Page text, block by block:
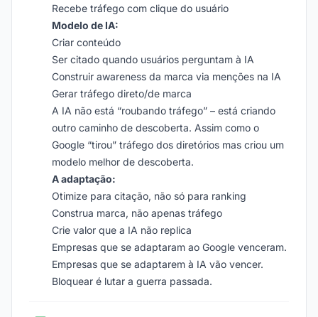
Recebe tráfego com clique do usuário
Modelo de IA:
Criar conteúdo
Ser citado quando usuários perguntam à IA
Construir awareness da marca via menções na IA
Gerar tráfego direto/de marca
A IA não está “roubando tráfego” – está criando
outro caminho de descoberta. Assim como o
Google “tirou” tráfego dos diretórios mas criou um
modelo melhor de descoberta.
A adaptação:
Otimize para citação, não só para ranking
Construa marca, não apenas tráfego
Crie valor que a IA não replica
Empresas que se adaptaram ao Google venceram.
Empresas que se adaptarem à IA vão vencer.
Bloquear é lutar a guerra passada.